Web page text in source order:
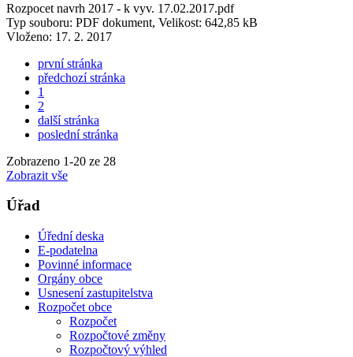
Rozpocet navrh 2017 - k vyv. 17.02.2017.pdf
Typ souboru: PDF dokument, Velikost: 642,85 kB
Vloženo: 17. 2. 2017
první stránka
předchozí stránka
1
2
další stránka
poslední stránka
Zobrazeno 1-20 ze 28
Zobrazit vše
Úřad
Úřední deska
E-podatelna
Povinné informace
Orgány obce
Usnesení zastupitelstva
Rozpočet obce
Rozpočet
Rozpočtové změny
Rozpočtový výhled